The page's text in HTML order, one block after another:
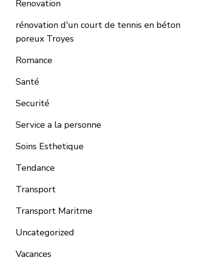
Renovation
rénovation d'un court de tennis en béton
poreux Troyes
Romance
Santé
Securité
Service a la personne
Soins Esthetique
Tendance
Transport
Transport Maritme
Uncategorized
Vacances